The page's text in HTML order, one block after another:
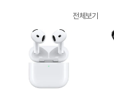
전체보기